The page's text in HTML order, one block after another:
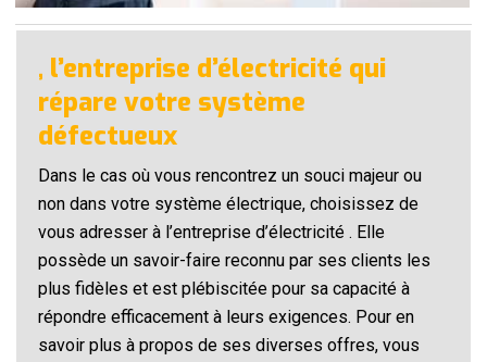
, l’entreprise d’électricité qui
répare votre système
défectueux
Dans le cas où vous rencontrez un souci majeur ou
non dans votre système électrique, choisissez de
vous adresser à l’entreprise d’électricité . Elle
possède un savoir-faire reconnu par ses clients les
plus fidèles et est plébiscitée pour sa capacité à
répondre efficacement à leurs exigences. Pour en
savoir plus à propos de ses diverses offres, vous